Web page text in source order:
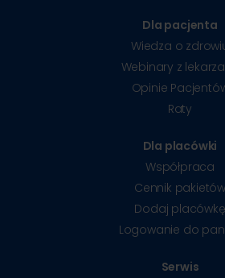
Dla pacjenta
Wiedza o
Webinary z
Opinie
Raty
Dla placówki
Współpraca
Cennik pakietów
Dodaj placówkę
Logowanie do
Serwis